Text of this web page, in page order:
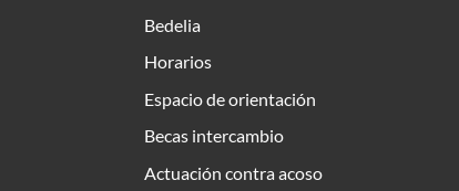
Bedelia
Horarios
Espacio de orientación
Becas intercambio
Actuación contra acoso